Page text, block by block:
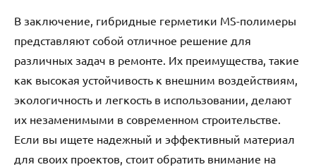
В заключение, гибридные герметики MS-полимеры
представляют собой отличное решение для
различных задач в ремонте. Их преимущества, такие
как высокая устойчивость к внешним воздействиям,
экологичность и легкость в использовании, делают
их незаменимыми в современном строительстве.
Если вы ищете надежный и эффективный материал
для своих проектов, стоит обратить внимание на